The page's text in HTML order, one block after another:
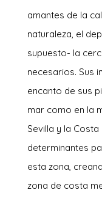
amantes de la
naturaleza, el
supuesto- la
necesarios. Sus
encanto de sus
mar como en la
Sevilla y la
determinantes
esta zona,
zona de costa